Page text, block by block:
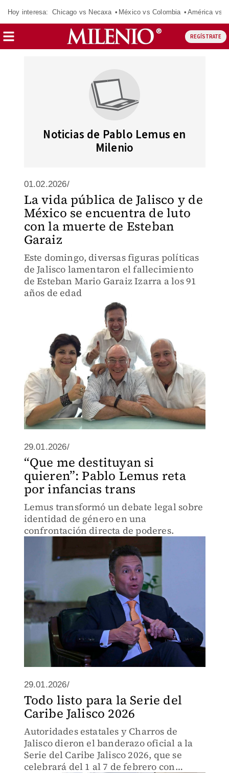
Hoy interesa: Chicago vs Necaxa México vs Colombia América vs
REGÍSTRATE
Noticias de Pablo Lemus en
Milenio
01.02.2026/
La vida pública de Jalisco y de
México se encuentra de luto
con la muerte de Esteban
Garaiz
Este domingo, diversas figuras políticas
de Jalisco lamentaron el fallecimiento
de Esteban Mario Garaiz Izarra a los 91
años de edad
29.01.2026/
“Que me destituyan si
quieren”: Pablo Lemus reta
por infancias trans
Lemus transformó un debate legal sobre
identidad de género en una
confrontación directa de poderes.
29.01.2026/
Todo listo para la Serie del
Caribe Jalisco 2026
Autoridades estatales y Charros de
Jalisco dieron el banderazo oficial a la
Serie del Caribe Jalisco 2026, que se
celebrará del 1 al 7 de febrero con